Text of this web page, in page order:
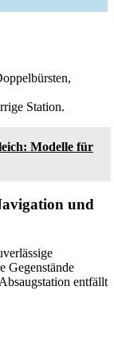
Station.
Modelle für
und
Gegenstände
entfällt